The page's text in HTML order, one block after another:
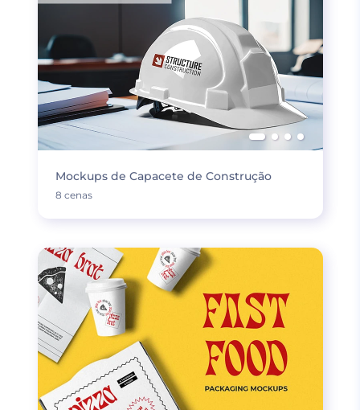
Mockups de Capacete de Construção
8 cenas